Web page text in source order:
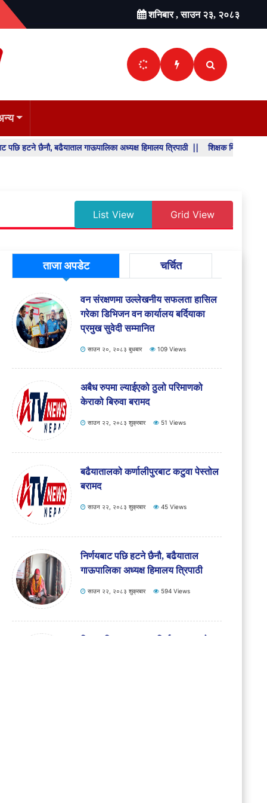
शनिबार , साउन २३, २०८३
बढैयाताल गाऊपालिका अध्यक्ष हिमालय त्रिपाठी ||शिक्षक मिलान र सरुवा निर्णय
List View Grid View
ताजा अपडेट चर्चित
साउन २०, २०८३ बुधबार
गरेका डिभिजन वन कार्यालय बर्दियाका
प्रमुख सुवेदी सम्मानित
साउन २०, २०८३ बुधबार 109 Views
अबैध रुपमा ल्याईएको ठुलो परिमाणको
साउन २२, २०८३ शुक्रबार
बढैयातालको कर्णालीपुरबाट कटुवा पेस्तोल
साउन २२, २०८३ शुक्रबार 45 Views
निर्णयबाट पछि हटने छैनौ, बढैयाताल
साउन २२, २०८३ शुक्रबार 594 Views